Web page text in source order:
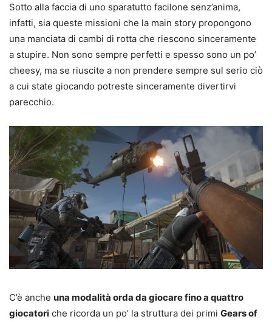
Sotto alla faccia di uno sparatutto facilone senz’anima,
infatti, sia queste missioni che la main story propongono
una manciata di cambi di rotta che riescono sinceramente
a stupire. Non sono sempre perfetti e spesso sono un po’
cheesy, ma se riuscite a non prendere sempre sul serio ciò
a cui state giocando potreste sinceramente divertirvi
parecchio.
C’è anche una modalità orda da giocare fino a quattro
giocatori che ricorda un po’ la struttura dei primi Gears of